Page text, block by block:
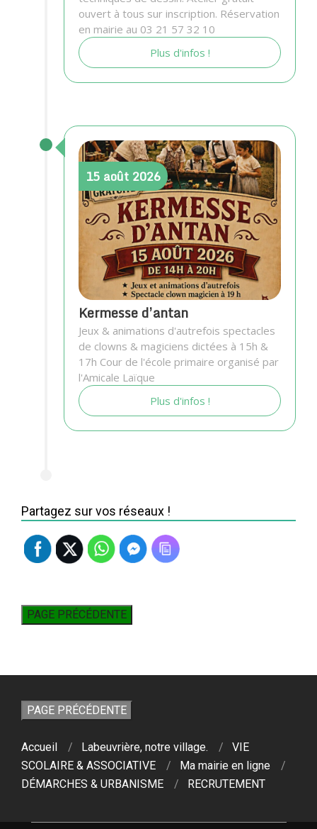
ouvert à tous sur inscription. Réservation
en mairie au 03 21 57 32 10
Plus d'infos !
15 août 2026
Kermesse d’antan
Jeux & animations d'autrefois spectacles
de clowns & magiciens dictées à 15h &
17h Cour de l'école primaire organisé par
l'Amicale Laïque
Plus d'infos !
Partagez sur vos réseaux !
Accueil Labeuvrière, notre village.
VIE
SCOLAIRE & ASSOCIATIVE
Ma mairie en ligne
DÉMARCHES & URBANISME
RECRUTEMENT